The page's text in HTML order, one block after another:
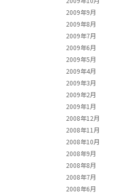
2009年9月
2009年8月
2009年7月
2009年6月
2009年5月
2009年4月
2009年3月
2009年2月
2009年1月
2008年12月
2008年11月
2008年10月
2008年9月
2008年8月
2008年7月
2008年6月